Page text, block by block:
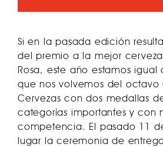
Si en la pasada edición
del premio a la mejor
Rosa, este año estamos igual
que nos volvemos del
Cervezas con dos medallas
categorías importantes y con
competencia. El pasado 11
lugar la ceremonia de